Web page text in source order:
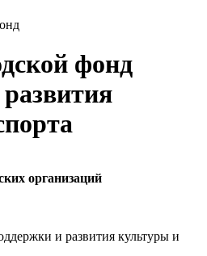
фонд
организаций
и развития культуры и